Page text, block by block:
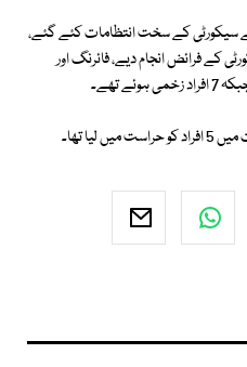
کیلئے سیکورٹی کے سخت انتظامات کئے گئے،
کے فرائض انجام دیے، فائرنگ اور
تھے۔
تھا۔